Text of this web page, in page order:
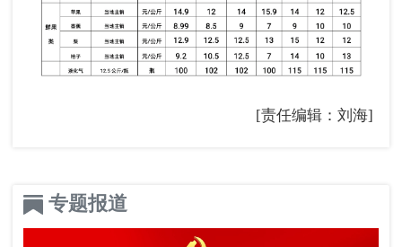
[责任编辑：刘海]
专题报道